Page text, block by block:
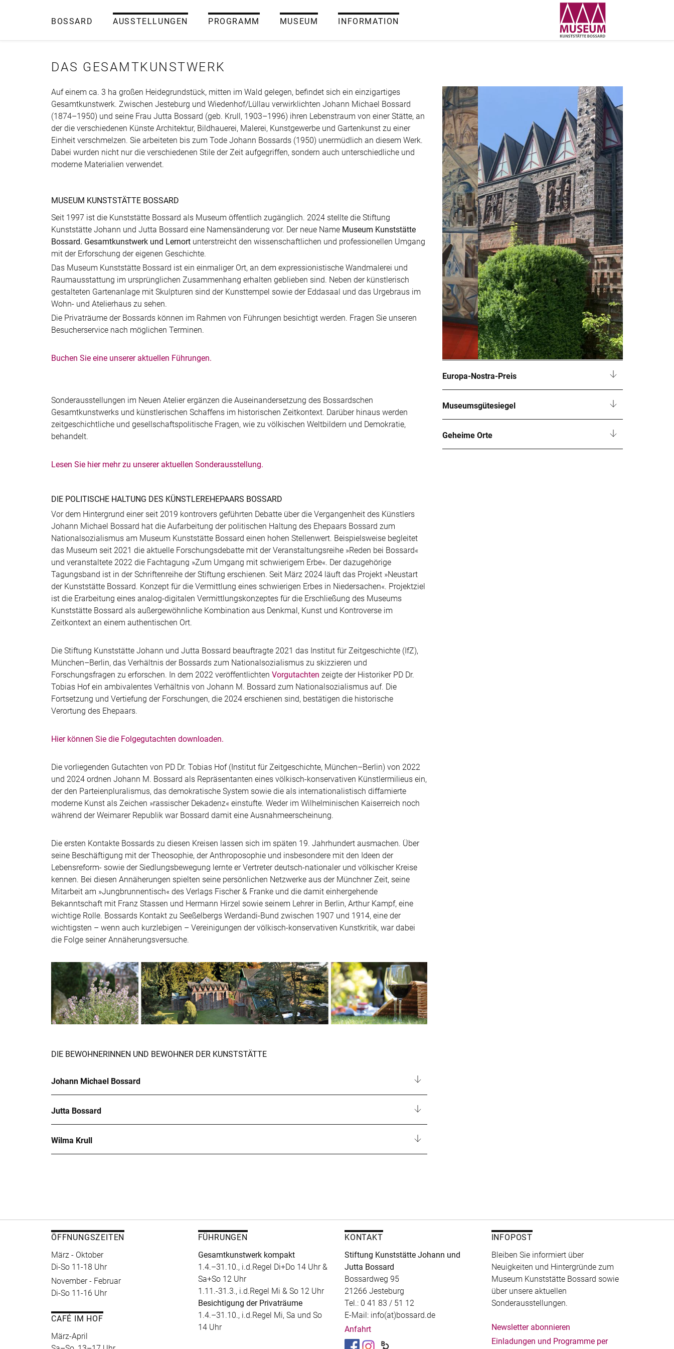
BOSSARD AUSSTELLUNGEN PROGRAMM MUSEUM INFORMATION
DAS GESAMTKUNSTWERK
Auf einem ca. 3 ha großen Heidegrundstück, mitten im Wald gelegen, befindet sich ein einzigartiges
Gesamtkunstwerk. Zwischen Jesteburg und Wiedenhof/Lüllau verwirklichten Johann Michael Bossard
(1874–1950) und seine Frau Jutta Bossard (geb. Krull, 1903–1996) ihren Lebenstraum von einer Stätte, an
der die verschiedenen Künste Architektur, Bildhauerei, Malerei, Kunstgewerbe und Gartenkunst zu einer
Einheit verschmelzen. Sie arbeiteten bis zum Tode Johann Bossards (1950) unermüdlich an diesem Werk.
Dabei wurden nicht nur die verschiedenen Stile der Zeit aufgegriffen, sondern auch unterschiedliche und
moderne Materialien verwendet.
MUSEUM KUNSTSTÄTTE BOSSARD
Seit 1997 ist die Kunststätte Bossard als Museum öffentlich zugänglich. 2024 stellte die Stiftung
Kunststätte Johann und Jutta Bossard eine Namensänderung vor. Der neue Name Museum Kunststätte
Bossard. Gesamtkunstwerk und Lernort unterstreicht den wissenschaftlichen und professionellen Umgang
mit der Erforschung der eigenen Geschichte.
Das Museum Kunststätte Bossard ist ein einmaliger Ort, an dem expressionistische Wandmalerei und
Raumausstattung im ursprünglichen Zusammenhang erhalten geblieben sind. Neben der künstlerisch
gestalteten Gartenanlage mit Skulpturen sind der Kunsttempel sowie der Eddasaal und das Urgebraus im
Wohn- und Atelierhaus zu sehen.
Die Privaträume der Bossards können im Rahmen von Führungen besichtigt werden. Fragen Sie unseren
Besucherservice nach möglichen Terminen.
Buchen Sie eine unserer aktuellen Führungen.
Sonderausstellungen im Neuen Atelier ergänzen die Auseinandersetzung des Bossardschen
Gesamtkunstwerks und künstlerischen Schaffens im historischen Zeitkontext. Darüber hinaus werden
zeitgeschichtliche und gesellschaftspolitische Fragen, wie zu völkischen Weltbildern und Demokratie,
behandelt.
Lesen Sie hier mehr zu unserer aktuellen Sonderausstellung.
DIE POLITISCHE HALTUNG DES KÜNSTLEREHEPAARS BOSSARD
Vor dem Hintergrund einer seit 2019 kontrovers geführten Debatte über die Vergangenheit des Künstlers
Johann Michael Bossard hat die Aufarbeitung der politischen Haltung des Ehepaars Bossard zum
Nationalsozialismus am Museum Kunststätte Bossard einen hohen Stellenwert. Beispielsweise begleitet
das Museum seit 2021 die aktuelle Forschungsdebatte mit der Veranstaltungsreihe »Reden bei Bossard«
und veranstaltete 2022 die Fachtagung »Zum Umgang mit schwierigem Erbe«. Der dazugehörige
Tagungsband ist in der Schriftenreihe der Stiftung erschienen. Seit März 2024 läuft das Projekt »Neustart
der Kunststätte Bossard. Konzept für die Vermittlung eines schwierigen Erbes in Niedersachen«. Projektziel
ist die Erarbeitung eines analog-digitalen Vermittlungskonzeptes für die Erschließung des Museums
Kunststätte Bossard als außergewöhnliche Kombination aus Denkmal, Kunst und Kontroverse im
Zeitkontext an einem authentischen Ort.
Die Stiftung Kunststätte Johann und Jutta Bossard beauftragte 2021 das Institut für Zeitgeschichte (IfZ),
München–Berlin, das Verhältnis der Bossards zum Nationalsozialismus zu skizzieren und
Forschungsfragen zu erforschen. In dem 2022 veröffentlichten Vorgutachten zeigte der Historiker PD Dr.
Tobias Hof ein ambivalentes Verhältnis von Johann M. Bossard zum Nationalsozialismus auf. Die
Fortsetzung und Vertiefung der Forschungen, die 2024 erschienen sind, bestätigen die historische
Verortung des Ehepaars.
Hier können Sie die Folgegutachten downloaden.
Die vorliegenden Gutachten von PD Dr. Tobias Hof (Institut für Zeitgeschichte, München–Berlin) von 2022
und 2024 ordnen Johann M. Bossard als Repräsentanten eines völkisch-konservativen Künstlermilieus ein,
der den Parteienpluralismus, das demokratische System sowie die als internationalistisch diffamierte
moderne Kunst als Zeichen »rassischer Dekadenz« einstufte. Weder im Wilhelminischen Kaiserreich noch
während der Weimarer Republik war Bossard damit eine Ausnahmeerscheinung.
Die ersten Kontakte Bossards zu diesen Kreisen lassen sich im späten 19. Jahrhundert ausmachen. Über
seine Beschäftigung mit der Theosophie, der Anthroposophie und insbesondere mit den Ideen der
Lebensreform- sowie der Siedlungsbewegung lernte er Vertreter deutsch-nationaler und völkischer Kreise
kennen. Bei diesen Annäherungen spielten seine persönlichen Netzwerke aus der Münchner Zeit, seine
Mitarbeit am »Jungbrunnentisch« des Verlags Fischer & Franke und die damit einhergehende
Bekanntschaft mit Franz Stassen und Hermann Hirzel sowie seinem Lehrer in Berlin, Arthur Kampf, eine
wichtige Rolle. Bossards Kontakt zu Seeßelbergs Werdandi-Bund zwischen 1907 und 1914, eine der
wichtigsten – wenn auch kurzlebigen – Vereinigungen der völkisch-konservativen Kunstkritik, war dabei
die Folge seiner Annäherungsversuche.
DIE BEWOHNERINNEN UND BEWOHNER DER KUNSTSTÄTTE
Johann Michael Bossard
Jutta Bossard
Wilma Krull
Europa-Nostra-Preis
Museumsgütesiegel
Geheime Orte
ÖFFNUNGSZEITEN
März - Oktober
Di-So 11-18 Uhr
November - Februar
Di-So 11-16 Uhr
CAFÉ IM HOF
März-April
FÜHRUNGEN
Gesamtkunstwerk kompakt
1.4.–31.10., i.d.Regel Di+Do 14 Uhr &
Sa+So 12 Uhr
1.11.-31.3., i.d.Regel Mi & So 12 Uhr
Besichtigung der Privaträume
1.4.–31.10., i.d.Regel Mi, Sa und So
14 Uhr
KONTAKT
Stiftung Kunststätte Johann und
Jutta Bossard
Bossardweg 95
21266 Jesteburg
Tel.: 0 41 83 / 51 12
E-Mail: info(at)bossard.de
Anfahrt
INFOPOST
Bleiben Sie informiert über
Neuigkeiten und Hintergründe zum
Museum Kunststätte Bossard sowie
über unsere aktuellen
Sonderausstellungen.
Newsletter abonnieren
Einladungen und Programme per